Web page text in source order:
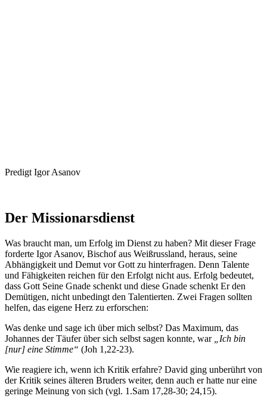
Predigt Igor Asanov
Der Missionarsdienst
Was braucht man, um Erfolg im Dienst zu haben? Mit dieser Frage
forderte Igor Asanov, Bischof aus Weißrussland, heraus, seine
Abhängigkeit und Demut vor Gott zu hinterfragen. Denn Talente
und Fähigkeiten reichen für den Erfolgt nicht aus. Erfolg bedeutet,
dass Gott Seine Gnade schenkt und diese Gnade schenkt Er den
Demütigen, nicht unbedingt den Talentierten. Zwei Fragen sollten
helfen, das eigene Herz zu erforschen:
Was denke und sage ich über mich selbst? Das Maximum, das
Johannes der Täufer über sich selbst sagen konnte, war
„Ich bin
[nur] eine Stimme“ (Joh 1,22-23).
Wie reagiere ich, wenn ich Kritik erfahre? David ging unberührt von
der Kritik seines älteren Bruders weiter, denn auch er hatte nur eine
geringe Meinung von sich (vgl. 1.Sam 17,28‑30; 24,15).